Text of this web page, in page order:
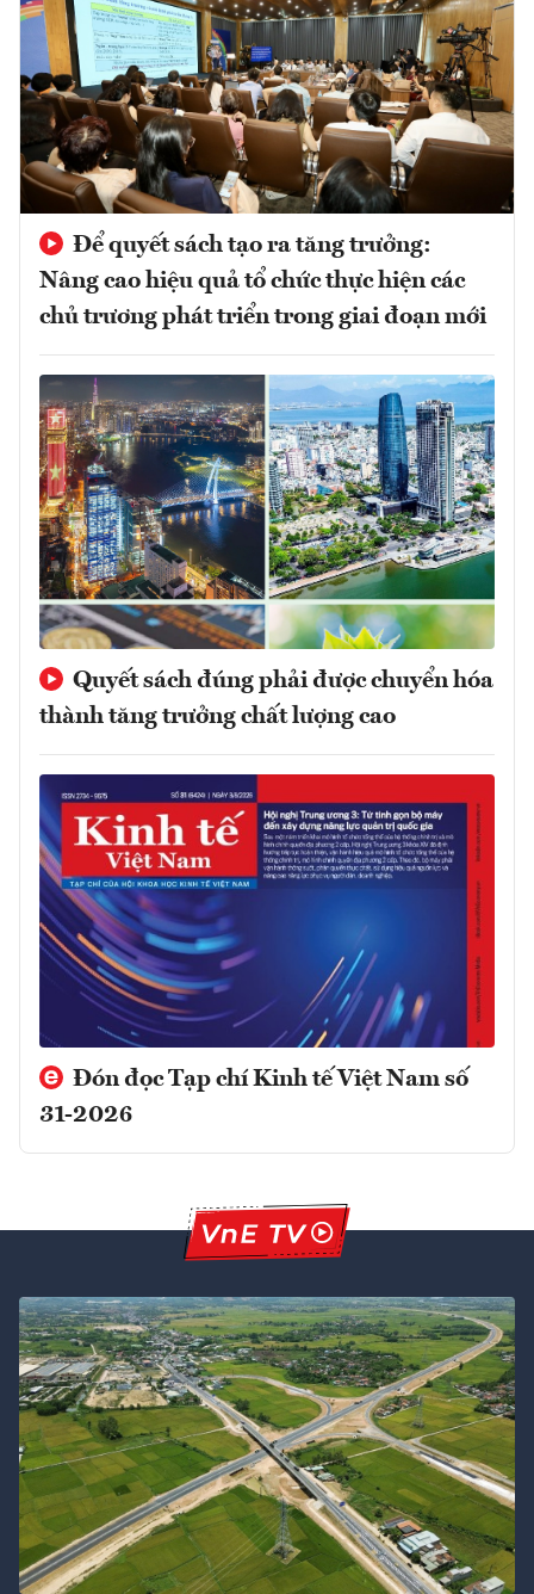
Để quyết sách tạo ra tăng trưởng:
Nâng cao hiệu quả tổ chức thực hiện các
chủ trương phát triển trong giai đoạn mới
Quyết sách đúng phải được chuyển hóa
thành tăng trưởng chất lượng cao
Đón đọc Tạp chí Kinh tế Việt Nam số
31-2026